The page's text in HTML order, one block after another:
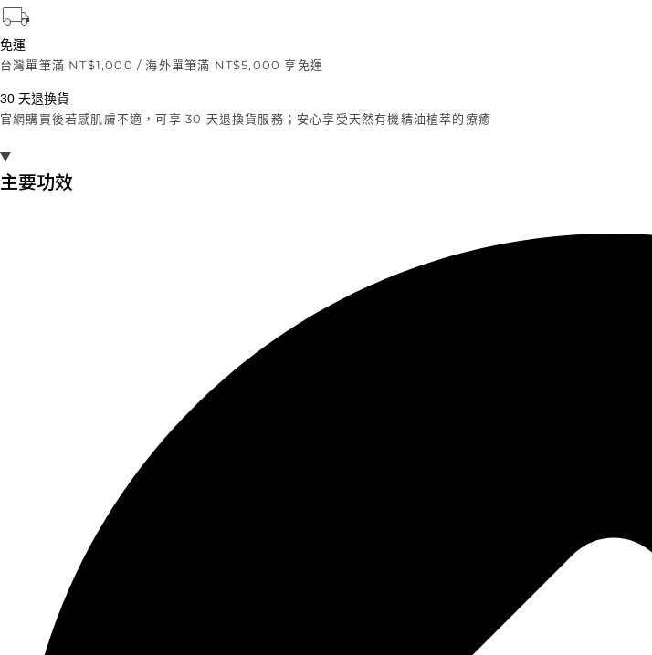
免運
台灣單筆滿 NT$1,000 / 海外單筆滿 NT$5,000 享免運
30 天退換貨
官網購買後若感肌膚不適，可享 30 天退換貨服務；安心享受天然有機精油植萃的療癒
主要功效